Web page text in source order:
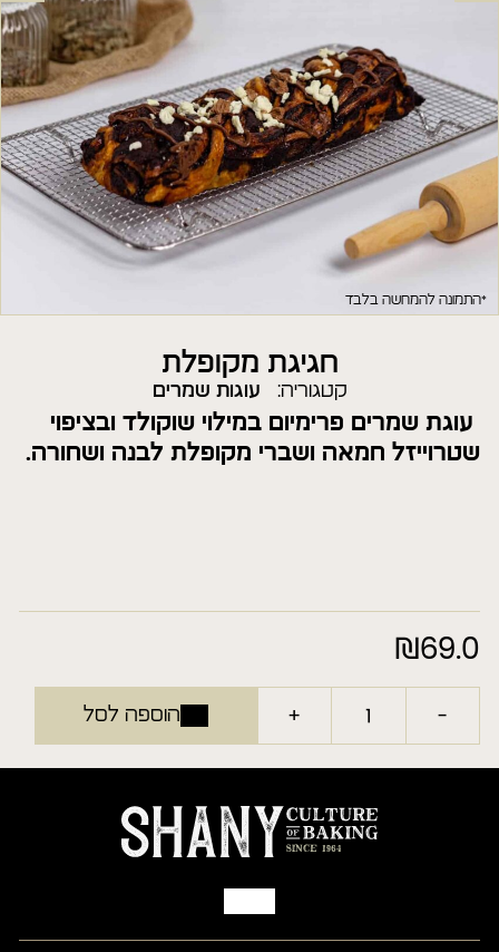
*התמונה להמחשה בלבד
חגיגת מקופלת
קטגוריה: עוגות שמרים
עוגת שמרים פרימיום במילוי שוקולד ובציפוי
שטרוייזל חמאה ושברי מקופלת לבנה ושחורה.
₪69.0
-
+ הוספה לסל